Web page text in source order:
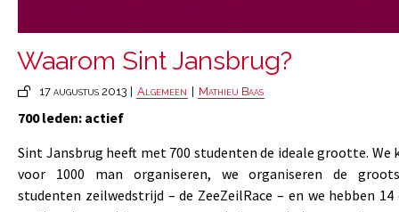
Waarom Sint Jansbrug?
17 augustus 2013 | Algemeen Mathieu Baas
700 leden: actief
Sint Jansbrug heeft met 700 studenten de ideale grootte. We
voor 1000 man organiseren, we organiseren de
studenten zeilwedstrijd – de ZeeZeilRace – en we hebben